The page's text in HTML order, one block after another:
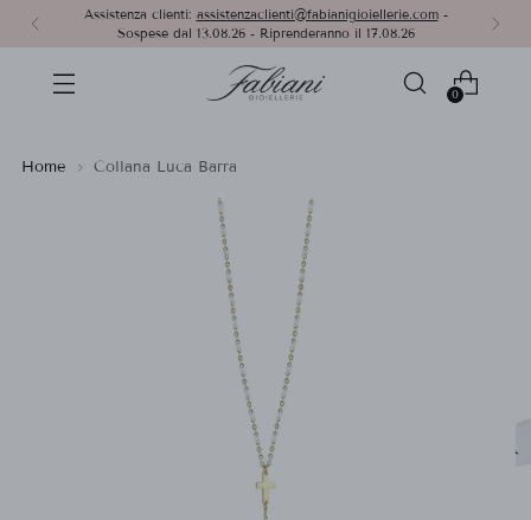
Assistenza clienti: assistenzaclienti@fabianigioiellerie.com-
Sospese dal 13.08.26 - Riprenderanno il 17.08.26
0
Home Collana Luca Barra